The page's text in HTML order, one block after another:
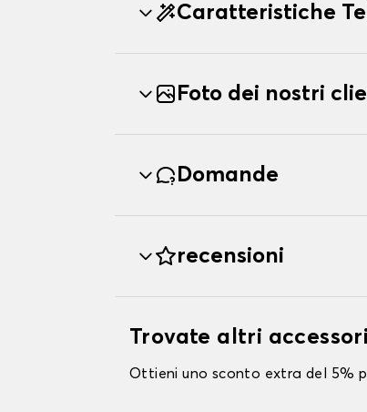
Caratteristiche
Foto dei nostri
Domande
recensioni
Trovate altri
Ottieni uno sconto extra del 5%